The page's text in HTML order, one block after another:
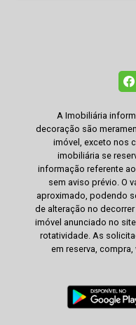
A Imobiliária
decoração são
imóvel, exceto nos
imobiliária se
informação referente
sem aviso prévio. O
aproximado, podendo
de alteração no
imóvel anunciado no
rotatividade. As
em reserva,